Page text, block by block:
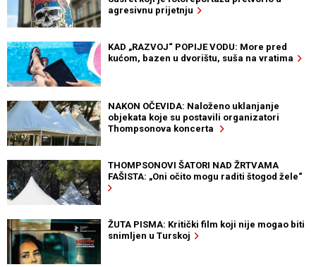
agresivnu prijetnju
KAD „RAZVOJ“ POPIJE VODU: More pred
kućom, bazen u dvorištu, suša na vratima
NAKON OČEVIDA: Naloženo uklanjanje
objekata koje su postavili organizatori
Thompsonova koncerta
THOMPSONOVI ŠATORI NAD ŽRTVAMA
FAŠISTA: „Oni očito mogu raditi štogod žele“
ŽUTA PISMA: Kritički film koji nije mogao biti
snimljen u Turskoj